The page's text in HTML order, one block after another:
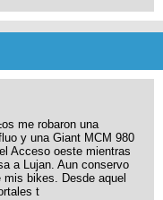
me robaron una
y una Giant MCM 980
Acceso oeste mientras
a Lujan. Aun conservo
bikes. Desde aquel
t